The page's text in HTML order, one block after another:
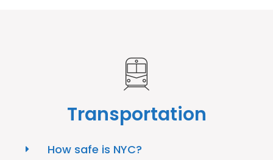
Transportation
How safe is NYC?